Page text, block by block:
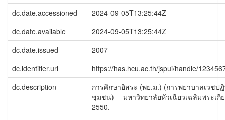
dc.date.accessioned
2024-09-05T13:25:44Z
dc.date.available
2024-09-05T13:25:44Z
dc.date.issued
2007
dc.identifier.uri
https://has.hcu.ac.th/jspui/handle/
dc.description
การศึกษาอิสระ (พย.ม.) (การพยาบาลเวชป
ชุมชน) -- มหาวิทยาลัยหัวเฉียวเฉลิมพระเกี
2550.